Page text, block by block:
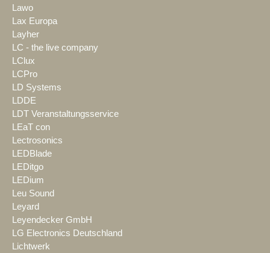
Lawo
Lax Europa
Layher
LC - the live company
LClux
LCPro
LD Systems
LDDE
LDT Veranstaltungsservice
LEaT con
Lectrosonics
LEDBlade
LEDitgo
LEDium
Leu Sound
Leyard
Leyendecker GmbH
LG Electronics Deutschland
Lichtwerk